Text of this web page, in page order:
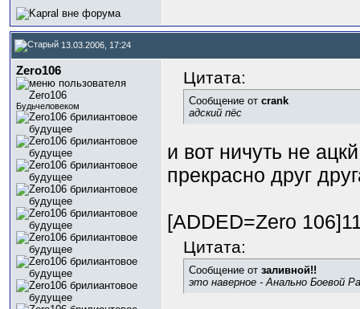
13.03.2006, 17:24
Zero106
Будьчеловеком
Цитата:
Сообщение от crank
адский пёс
и вот ничуть не
прекрасно друг
[ADDED=Zero
Цитата:
Сообщение от заливной!!
это наверное - Анально Боевой